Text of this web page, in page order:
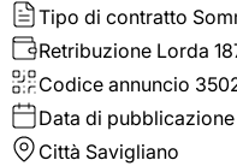
Tipo di contratto
Retribuzione Lorda
Codice annuncio
Data di pubblicazione
Città Savigliano